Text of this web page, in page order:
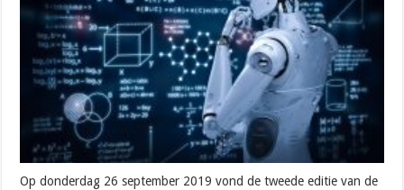
Op donderdag 26 september 2019 vond de tweede editie van de